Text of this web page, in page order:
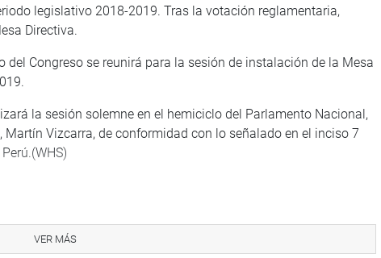
legislativo 2018-2019. Tras la votación reglamentaria,
Directiva.
del Congreso se reunirá para la sesión de instalación de la Mesa
la sesión solemne en el hemiciclo del Parlamento Nacional,
Vizcarra, de conformidad con lo señalado en el inciso 7
web y redes sociales.
VER MÁS